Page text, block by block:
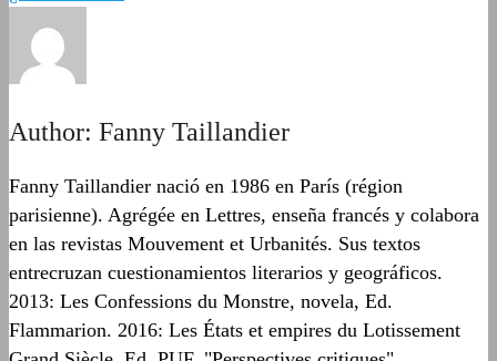
Author: Fanny Taillandier
Fanny Taillandier nació en 1986 en París (région
parisienne). Agrégée en Lettres, enseña francés y colabora
en las revistas Mouvement et Urbanités. Sus textos
entrecruzan cuestionamientos literarios y geográficos.
2013: Les Confessions du Monstre, novela, Ed.
Flammarion. 2016: Les États et empires du Lotissement